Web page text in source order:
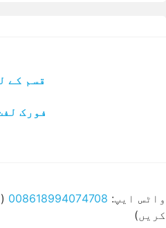
قسم کے
فورک
واٹس ایپ: 008618994074708
کریں)